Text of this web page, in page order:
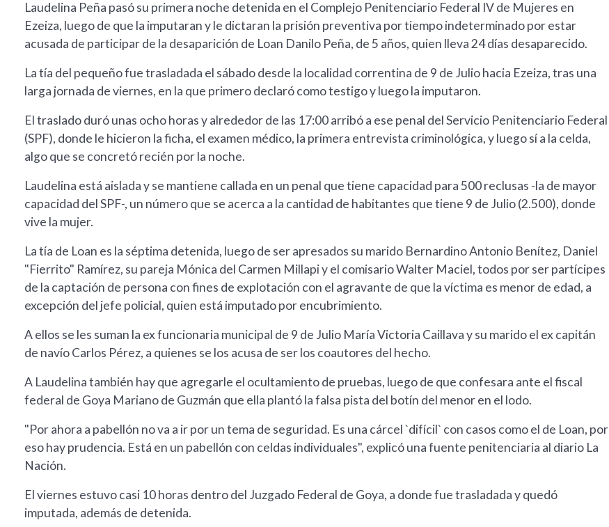
Laudelina Peña pasó su primera noche detenida en el Complejo Penitenciario Federal IV de Mujeres en
Ezeiza, luego de que la imputaran y le dictaran la prisión preventiva por tiempo indeterminado por estar
acusada de participar de la desaparición de Loan Danilo Peña, de 5 años, quien lleva 24 días desaparecido.
La tía del pequeño fue trasladada el sábado desde la localidad correntina de 9 de Julio hacia Ezeiza, tras una
larga jornada de viernes, en la que primero declaró como testigo y luego la imputaron.
El traslado duró unas ocho horas y alrededor de las 17:00 arribó a ese penal del Servicio Penitenciario Federal
(SPF), donde le hicieron la ficha, el examen médico, la primera entrevista criminológica, y luego sí a la celda,
algo que se concretó recién por la noche.
Laudelina está aislada y se mantiene callada en un penal que tiene capacidad para 500 reclusas -la de mayor
capacidad del SPF-, un número que se acerca a la cantidad de habitantes que tiene 9 de Julio (2.500), donde
vive la mujer.
La tía de Loan es la séptima detenida, luego de ser apresados su marido Bernardino Antonio Benítez, Daniel
"Fierrito" Ramírez, su pareja Mónica del Carmen Millapi y el comisario Walter Maciel, todos por ser partícipes
de la captación de persona con fines de explotación con el agravante de que la víctima es menor de edad, a
excepción del jefe policial, quien está imputado por encubrimiento.
A ellos se les suman la ex funcionaria municipal de 9 de Julio María Victoria Caillava y su marido el ex capitán
de navío Carlos Pérez, a quienes se los acusa de ser los coautores del hecho.
A Laudelina también hay que agregarle el ocultamiento de pruebas, luego de que confesara ante el fiscal
federal de Goya Mariano de Guzmán que ella plantó la falsa pista del botín del menor en el lodo.
"Por ahora a pabellón no va a ir por un tema de seguridad. Es una cárcel `difícil` con casos como el de Loan, por
eso hay prudencia. Está en un pabellón con celdas individuales", explicó una fuente penitenciaria al diario La
Nación.
El viernes estuvo casi 10 horas dentro del Juzgado Federal de Goya, a donde fue trasladada y quedó
imputada, además de detenida.